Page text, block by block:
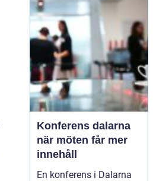
förstå, fungerar dygnet
runt och minskar risken
för dubbelbokningar...
Konferens dalarna
när möten får mer
innehåll
En konferens i Dalarna